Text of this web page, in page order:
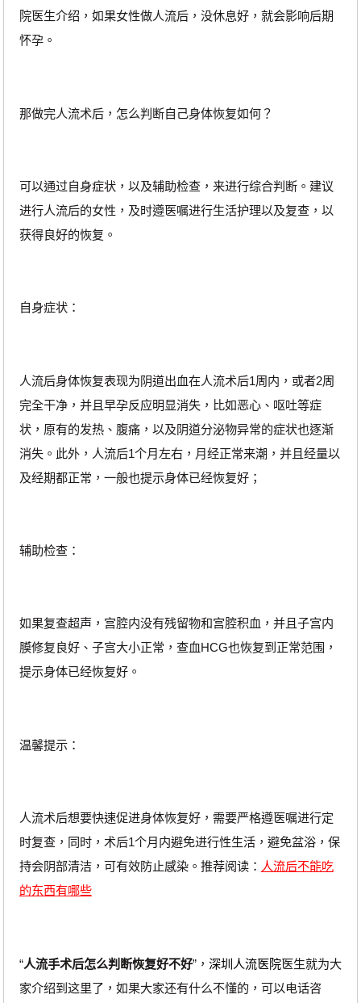
院医生介绍，如果女性做人流后，没休息好，就会影响后期
怀孕。
那做完人流术后，怎么判断自己身体恢复如何？
可以通过自身症状，以及辅助检查，来进行综合判断。建议
进行人流后的女性，及时遵医嘱进行生活护理以及复查，以
获得良好的恢复。
自身症状：
人流后身体恢复表现为阴道出血在人流术后1周内，或者2周
完全干净，并且早孕反应明显消失，比如恶心、呕吐等症
状，原有的发热、腹痛，以及阴道分泌物异常的症状也逐渐
消失。此外，人流后1个月左右，月经正常来潮，并且经量以
及经期都正常，一般也提示身体已经恢复好；
辅助检查：
如果复查超声，宫腔内没有残留物和宫腔积血，并且子宫内
膜修复良好、子宫大小正常，查血HCG也恢复到正常范围，
提示身体已经恢复好。
温馨提示：
人流术后想要快速促进身体恢复好，需要严格遵医嘱进行定
时复查，同时，术后1个月内避免进行性生活，避免盆浴，保
持会阴部清洁，可有效防止感染。推荐阅读： 人流后不能吃
的东西有哪些
“人流手术后怎么判断恢复好不好”， 深圳人流医院医生就为大
家介绍到这里了，如果大家还有什么不懂的，可以电话咨